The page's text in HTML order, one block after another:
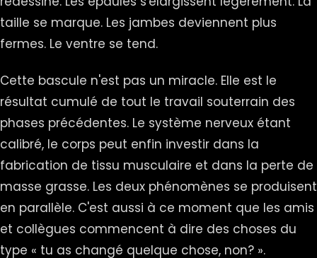
taille se marque. Les jambes deviennent plus
fermes. Le ventre se tend.
Cette bascule n'est pas un miracle. Elle est le
résultat cumulé de tout le travail souterrain des
phases précédentes. Le système nerveux étant
calibré, le corps peut enfin investir dans la
fabrication de tissu musculaire et dans la perte de
masse grasse. Les deux phénomènes se produisent
en parallèle. C'est aussi à ce moment que les amis
et collègues commencent à dire des choses du
type « tu as changé quelque chose, non? ».